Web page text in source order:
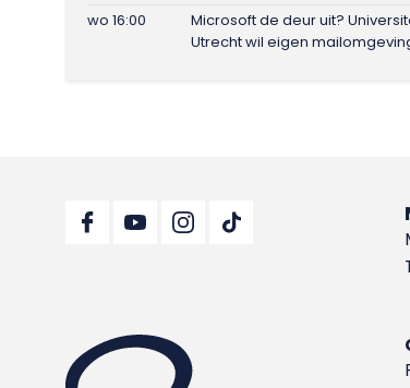
wo 16:00
Microsoft de deur uit?
Utrecht wil eigen